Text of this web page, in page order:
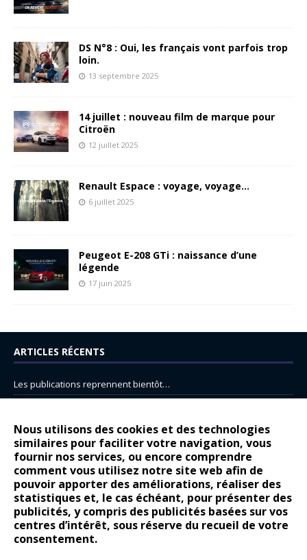
Nous utilisons des cookies et des technologies
similaires pour faciliter votre navigation, vous
fournir nos services, ou encore comprendre
comment vous utilisez notre site web afin de
pouvoir apporter des améliorations, réaliser des
statistiques et, le cas échéant, pour présenter des
publicités, y compris des publicités basées sur vos
centres d’intérêt, sous réserve du recueil de votre
consentement.
DS N°8 : Oui, les français vont parfois trop
loin.
13 septembre 2025
14 juillet : nouveau film de marque pour
Citroën
12 juillet 2025
Renault Espace : voyage, voyage…
6 juillet 2025
Peugeot E-208 GTi : naissance d’une
légende
17 juin 2025
ARTICLES RÉCENTS
Les publications reprennent bientôt…
14 juillet : nouveau film de marque pour Citroën
Renault Espace : voyage, voyage…
Peugeot E-208 GTi : naissance d’une légende
COMMENTAIRES RÉCENTS
Bernard DardartdansDacia Sandero : pour les gens vrais